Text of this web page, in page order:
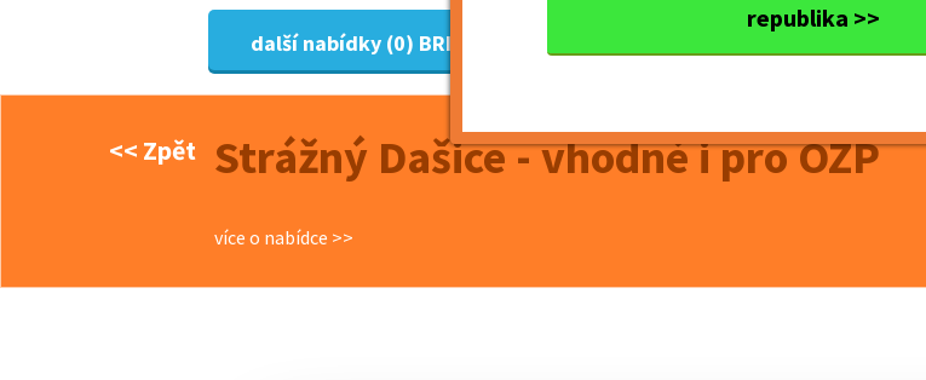
republika >>
další nabídky (0) BRIGÁDY DAŠICE
<< Zpět Strážný Dašice - vhodné i pro OZP
více o nabídce >>